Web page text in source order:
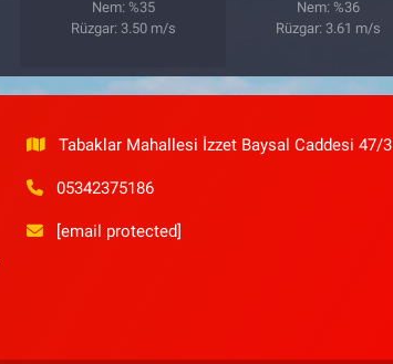
Nem: %35
Rüzgar: 3.50 m/s
Nem: %36
Rüzgar: 3.61 m/s
Tabaklar Mahallesi İzzet Baysal Caddesi 47/3
05342375186
[email protected]